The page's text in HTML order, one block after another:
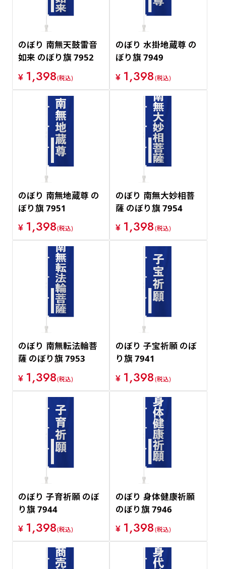
のぼり 南無天鼓雷音
如来 のぼり旗 7952
¥ 1,398(税込)
のぼり 水掛地蔵尊 の
ぼり旗 7949
¥ 1,398(税込)
のぼり 南無地蔵尊 の
ぼり旗 7951
¥ 1,398(税込)
のぼり 南無大妙相菩
薩 のぼり旗 7954
¥ 1,398(税込)
のぼり 南無転法輪菩
薩 のぼり旗 7953
¥ 1,398(税込)
のぼり 子宝祈願 のぼ
り旗 7941
¥ 1,398(税込)
のぼり 子育祈願 のぼ
り旗 7944
¥ 1,398(税込)
のぼり 身体健康祈願
のぼり旗 7946
¥ 1,398(税込)